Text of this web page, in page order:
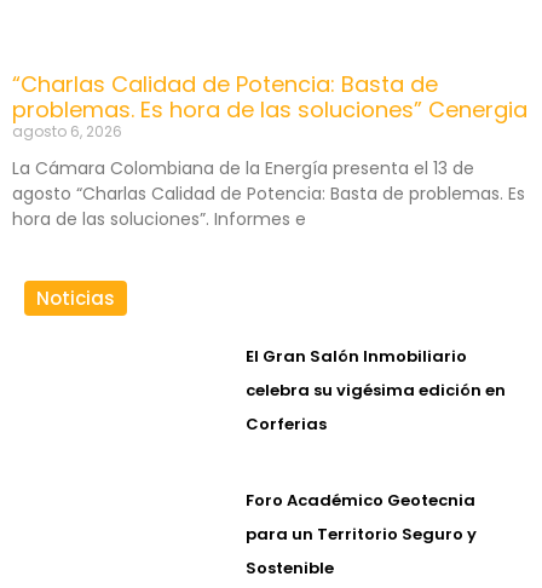
“Charlas Calidad de Potencia: Basta de
problemas. Es hora de las soluciones” Cenergia
agosto 6, 2026
La Cámara Colombiana de la Energía presenta el 13 de
agosto “Charlas Calidad de Potencia: Basta de problemas. Es
hora de las soluciones”. Informes e
Noticias
El Gran Salón Inmobiliario
celebra su vigésima edición en
Corferias
Foro Académico Geotecnia
para un Territorio Seguro y
Sostenible